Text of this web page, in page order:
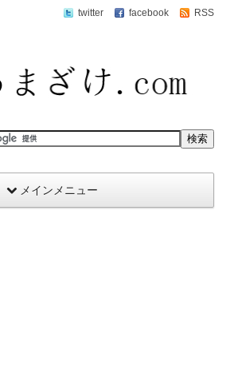
twitter facebook RSS
メインメニュー